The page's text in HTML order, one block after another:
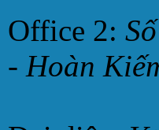
Office 2:
- Hoàn